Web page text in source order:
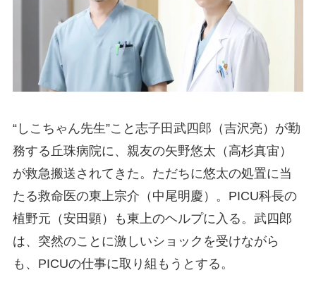
“しこちゃん先生”こと志子田武四郎（吉沢亮）が勤
務する丘珠病院に、親友の矢野悠太（高杉真宙）
が救急搬送されてきた。ただちに悠太の処置に当
たる救命医の東上宗介（中尾明慶）。PICU科長の
植野元（安田顕）も東上のヘルプに入る。武四郎
は、突然のことに激しいショックを受けながら
も、PICUの仕事に取り組もうとする。